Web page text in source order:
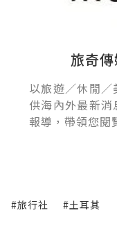
旅奇
以旅遊／休閒
供海內外最新
報導，帶領您閱
#旅行社 #土耳其